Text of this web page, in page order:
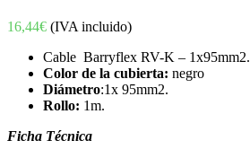
16,44€ (IVA incluido)
Cable Barryflex RV-K – 1x95mm2.
Color de la cubierta: negro
Diámetro:1x 95mm2.
Rollo: 1m.
Ficha Técnica